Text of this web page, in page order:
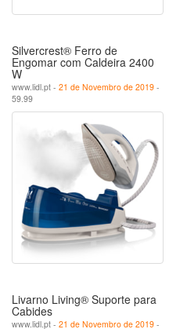
Silvercrest® Ferro de
Engomar com Caldeira 2400
W
www.lidl.pt - 21 de Novembro de 2019 -
59.99
Livarno Living® Suporte para
Cabides
www.lidl.pt - 21 de Novembro de 2019 -